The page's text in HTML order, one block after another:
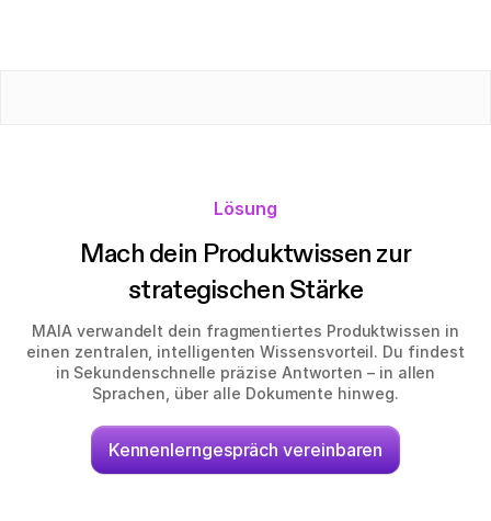
Lösung
Mach dein Produktwissen zur
strategischen Stärke
MAIA verwandelt dein fragmentiertes Produktwissen in
einen zentralen, intelligenten Wissensvorteil. Du findest
in Sekundenschnelle präzise Antworten – in allen
Sprachen, über alle Dokumente hinweg.
Kennenlerngespräch vereinbaren